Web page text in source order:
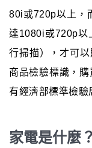
80i或720p以上，
達1080i或720p以
行掃描），才可
商品檢驗標識，
有經濟部標準檢驗
家電是什麼